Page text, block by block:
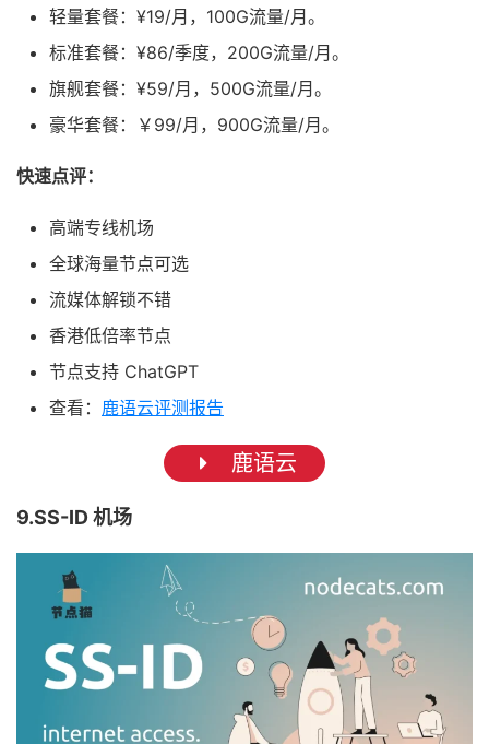
轻量套餐：¥19/月，100G流量/月。
标准套餐：¥86/季度，200G流量/月。
旗舰套餐：¥59/月，500G流量/月。
豪华套餐：￥99/月，900G流量/月。
快速点评：
高端专线机场
全球海量节点可选
流媒体解锁不错
香港低倍率节点
节点支持 ChatGPT
查看： 鹿语云评测报告
鹿语云
9.SS-ID 机场